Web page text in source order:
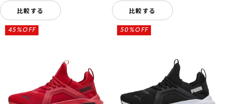
比較する 比較する
45%OFF 50%OFF